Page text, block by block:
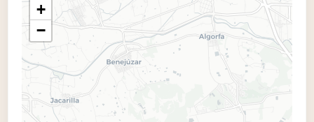
+
−
📍 Usar este mapa